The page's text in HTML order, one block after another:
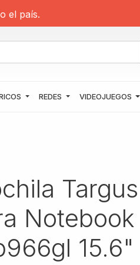
el país.
REDES VIDEOJUEGOS
Targus
Notebook
15.6"